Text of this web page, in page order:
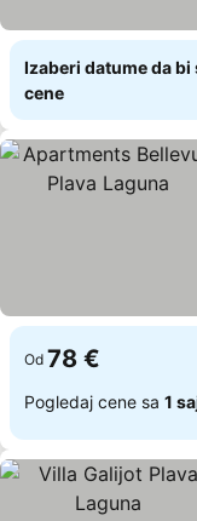
Izaberi datume da
cene
Od 78 €
Pogledaj cene sa 1